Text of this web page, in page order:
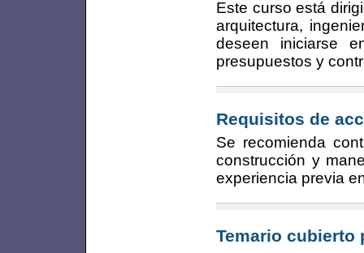
Este curso está
arquitectura,
deseen iniciarse
presupuestos y
Requisitos de
Se recomienda
construcción y
experiencia previa
Temario cubierto